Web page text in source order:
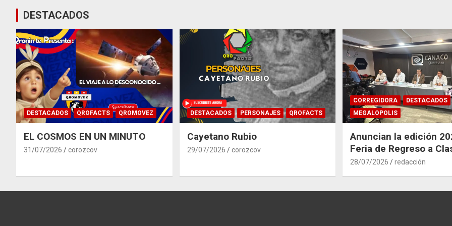
DESTACADOS
DESTACADOS QROFACTS QROMOVEZ
EL COSMOS EN UN MINUTO
31/07/2026 corozcov
DESTACADOS PERSONAJES QROFACTS
Cayetano Rubio
29/07/2026 corozcov
CORREGIDORA
DESTACADOS
MEGALOPOLIS
Anuncian la edición
Feria de Regreso a
Corregidora
28/07/2026 redacción